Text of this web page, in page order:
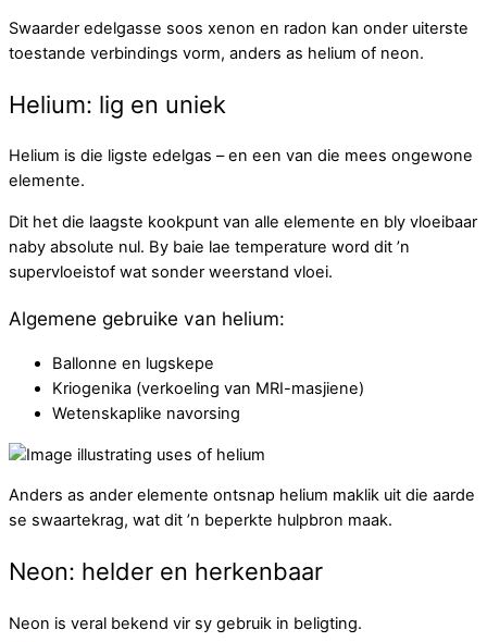
Swaarder edelgasse soos xenon en radon kan onder uiterste
toestande verbindings vorm, anders as helium of neon.
Helium: lig en uniek
Helium is die ligste edelgas – en een van die mees ongewone
elemente.
Dit het die laagste kookpunt van alle elemente en bly vloeibaar
naby absolute nul. By baie lae temperature word dit ’n
supervloeistof wat sonder weerstand vloei.
Algemene gebruike van helium:
Ballonne en lugskepe
Kriogenika (verkoeling van MRI-masjiene)
Wetenskaplike navorsing
Anders as ander elemente ontsnap helium maklik uit die aarde
se swaartekrag, wat dit ’n beperkte hulpbron maak.
Neon: helder en herkenbaar
Neon is veral bekend vir sy gebruik in beligting.